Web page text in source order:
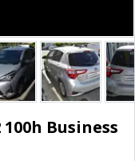
Business